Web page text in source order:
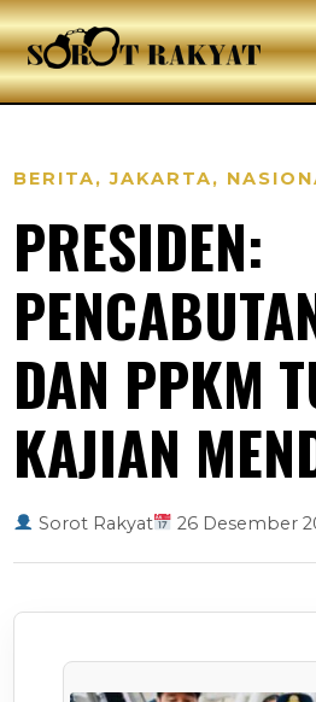
BERITA,JAKARTA,
PRESIDEN:
DAN PPKM
KAJIAN
Sorot Rakyat 26 Desember